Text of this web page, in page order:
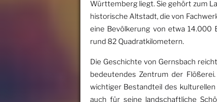
Württemberg liegt. Sie gehört zum
historische Altstadt, die von
eine Bevölkerung von etwa 14.000
rund 82 Quadratkilometern.
Die Geschichte von Gernsbach
bedeutendes Zentrum der
wichtiger Bestandteil des
auch für seine landschaftliche